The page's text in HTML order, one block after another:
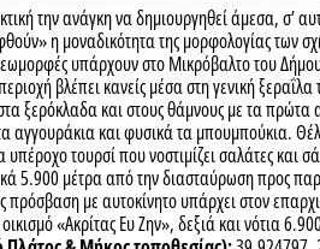
την ανάγκη να δημιουργηθεί άμεσα, σ’
η μοναδικότητα της μορφολογίας των
υπάρχουν στο Μικρόβαλτο του
βλέπει κανείς μέσα στη γενική
ξερόκλαδα και στους θάμνους με τα πρώτα
αγγουράκια και φυσικά τα μπουμπούκια.
τουρσί που νοστιμίζει σαλάτες και
5.900 μέτρα από την διασταύρωση προς
πρόσβαση με αυτοκίνητο υπάρχει στον
«Ακρίτας Ευ Ζην», δεξιά και νότια